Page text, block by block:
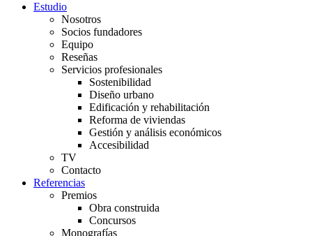
Estudio
Nosotros
Socios fundadores
Equipo
Reseñas
Servicios profesionales
Sostenibilidad
Diseño urbano
Edificación y rehabilitación
Reforma de viviendas
Gestión y análisis económicos
Accesibilidad
TV
Contacto
Referencias
Premios
Obra construida
Concursos
Monografías